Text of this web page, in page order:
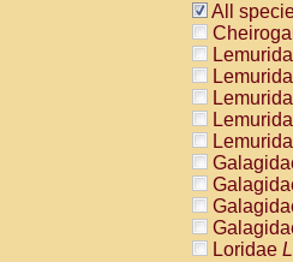
All
Loridae